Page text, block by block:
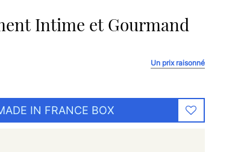
Intime et Gourmand
Un prix raisonné
IN FRANCE BOX